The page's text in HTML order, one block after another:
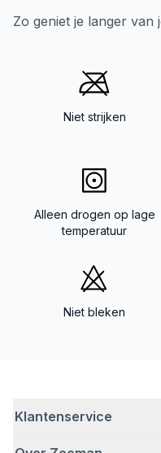
Zo geniet je langer van
Niet strijken
Alleen drogen op lage
temperatuur
Niet bleken
Klantenservice